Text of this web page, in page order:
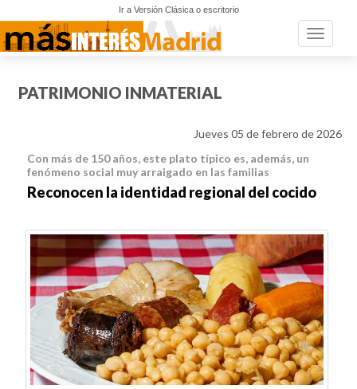
Ir a Versión Clásica o escritorio
Toggle
PATRIMONIO INMATERIAL
Jueves 05 de febrero de 2026
Con más de 150 años, este plato típico es, además, un
fenómeno social muy arraigado en las familias
Reconocen la identidad regional del cocido